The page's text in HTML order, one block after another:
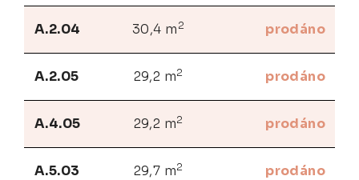
A.2.04 30,4 m 2 prodáno
A.2.05 29,2 m2 prodáno
A.4.05 29,2 m2 prodáno
A.5.03 29,7 m2 prodáno